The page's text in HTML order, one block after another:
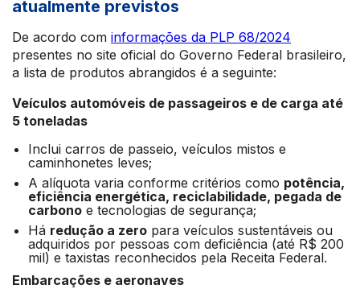
atualmente previstos
De acordo com informações da PLP 68/2024
presentes no site oficial do Governo Federal brasileiro,
a lista de produtos abrangidos é a seguinte:
Veículos automóveis de passageiros e de carga até
5 toneladas
Inclui carros de passeio, veículos mistos e
caminhonetes leves;
A alíquota varia conforme critérios como potência,
eficiência energética, reciclabilidade, pegada de
carbono e tecnologias de segurança;
Há redução a zero para veículos sustentáveis ou
adquiridos por pessoas com deficiência (até R$ 200
mil) e taxistas reconhecidos pela Receita Federal.
Embarcações e aeronaves